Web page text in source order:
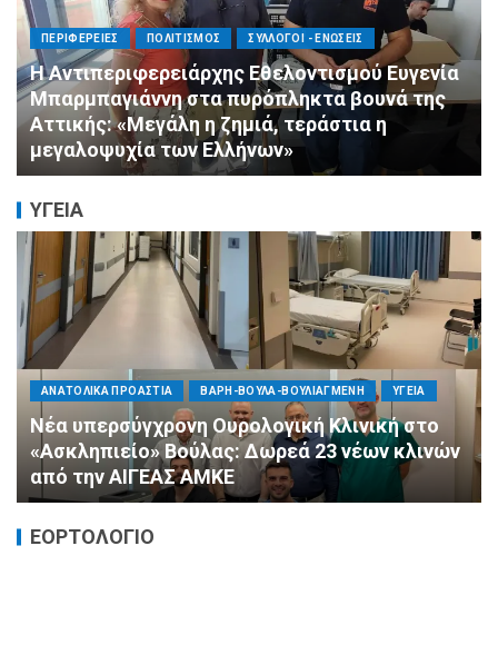
ΠΟΛΙΤΙΣΜΟΣ ΣΥΛΛΟΓΟΙ - ΕΝΩΣΕΙΣ
Άμεση κινητοποίηση της Ειδικής Ομάδας
Αλληλεγγύης (Ε.Ο.Α.) για τους πυροσβέστες
στο Πόρτο Γερμενό
ΥΓΕΙΑ
ΠΟΛΙΤΙΚΗ ΤΡΟΠΟΣ ΖΩΗΣ ΥΓΕΙΑ
«Ημέρα Καρδιάς»: Μια πρωτοποριακή δράση
πρόληψης από τη ΔΗΜ.ΤΟ. Νέας
Φιλαδέλφειας – Νέας Χαλκηδόνας
ΕΟΡΤΟΛΟΓΙΟ